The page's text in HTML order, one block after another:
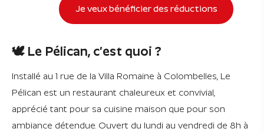
Je veux bénéficier des réductions
🕊️ Le Pélican, c’est quoi ?
Installé au 1 rue de la Villa Romaine à Colombelles, Le
Pélican est un restaurant chaleureux et convivial,
apprécié tant pour sa cuisine maison que pour son
ambiance détendue. Ouvert du lundi au vendredi de 8h à